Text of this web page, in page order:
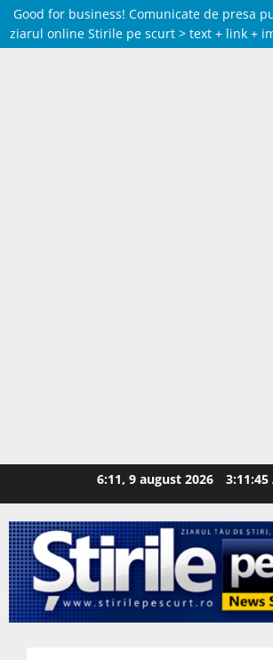
Good for business! Comunicate de presa
ziarul online Stirile pe scurt > text + link +
6:11, 9 august 2026 3:11:46